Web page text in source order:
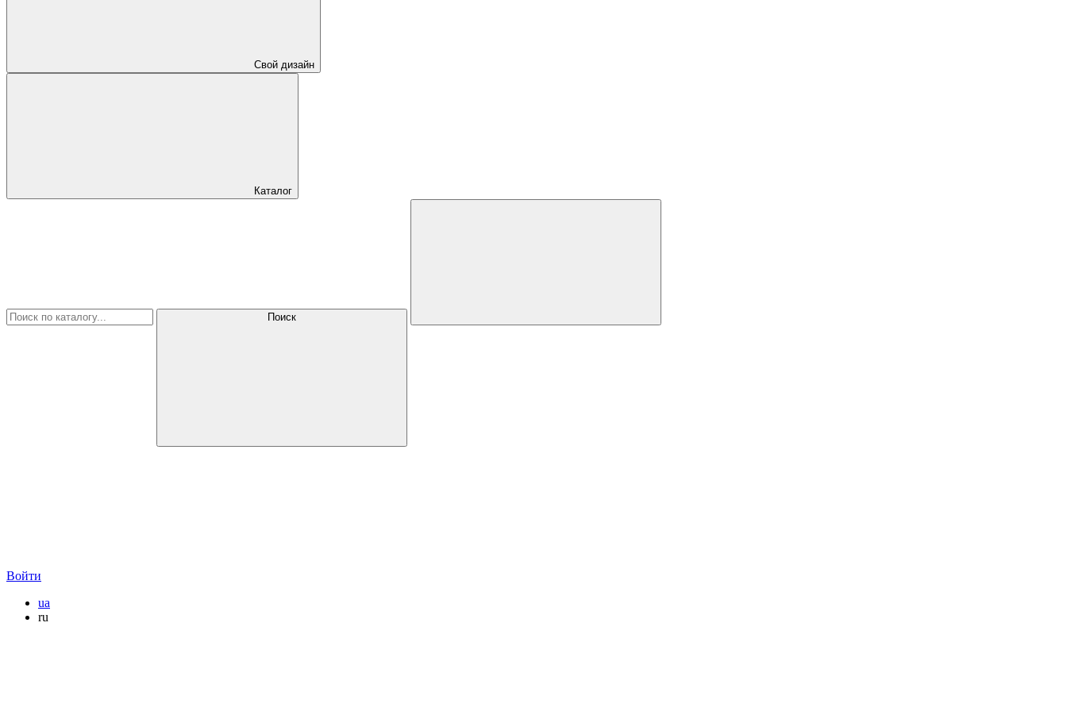
Свой дизайн
Каталог
Поиск
Войти
ua
ru